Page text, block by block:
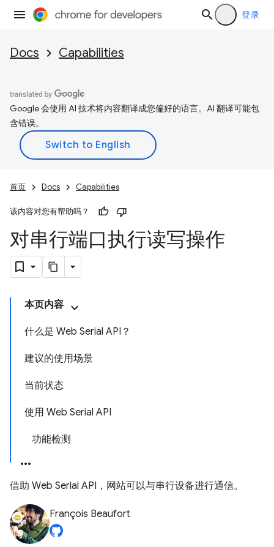
登录
Docs Capabilities
Google 会使用 AI 技术将内容翻译成您偏好的语言。AI 翻译可能包
含错误。
首页 Docs Capabilities
该内容对您有帮助吗？
对串行端口执行读写操作
本页内容
什么是 Web Serial API？
建议的使用场景
当前状态
使用 Web Serial API
功能检测
借助 Web Serial API，网站可以与串行设备进行通信。
François Beaufort